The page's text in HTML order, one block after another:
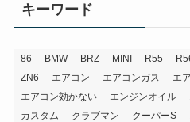
キーワード
86 BMW BRZ MINI R55
ZN6
エアコン エアコンガス
エ
エアコン効かない
エンジンオイル
カスタム
クラブマン クーパーS